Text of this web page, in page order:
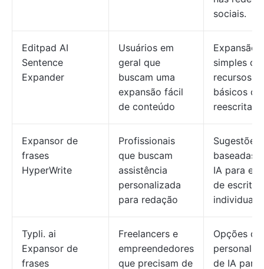
sociais.
Editpad AI
Sentence
Expander
Usuários em
geral que
buscam uma
expansão fácil
de conteúdo
Expansão
simples
recursos
básicos de
reescrita
Expansor de
frases
HyperWrite
Profissionais
que buscam
assistência
personalizada
para redação
Sugestões
baseadas
IA para
de escrita
individuais
Typli. ai
Expansor de
frases
Freelancers e
empreendedores
que precisam de
Opções de
de IA para